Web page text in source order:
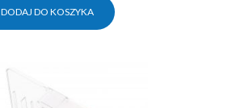
DODAJ DO KOSZYKA